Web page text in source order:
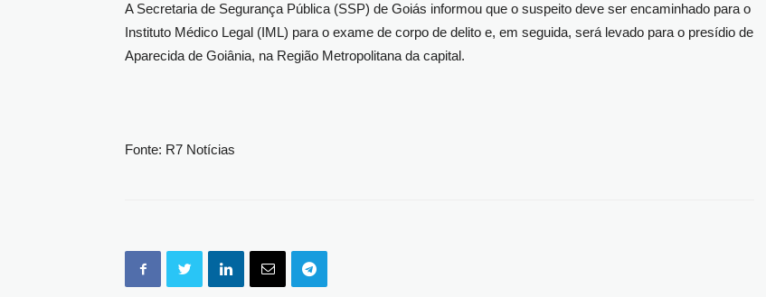
A Secretaria de Segurança Pública (SSP) de Goiás informou que o suspeito deve ser encaminhado para o
Instituto Médico Legal (IML) para o exame de corpo de delito e, em seguida, será levado para o presídio de
Aparecida de Goiânia, na Região Metropolitana da capital.
Fonte: R7 Notícias